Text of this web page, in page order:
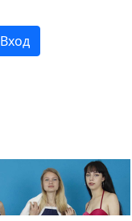
Вход